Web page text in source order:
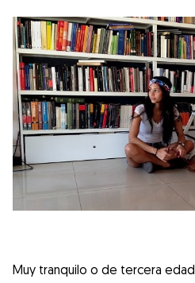
Muy tranquilo o de tercera edad